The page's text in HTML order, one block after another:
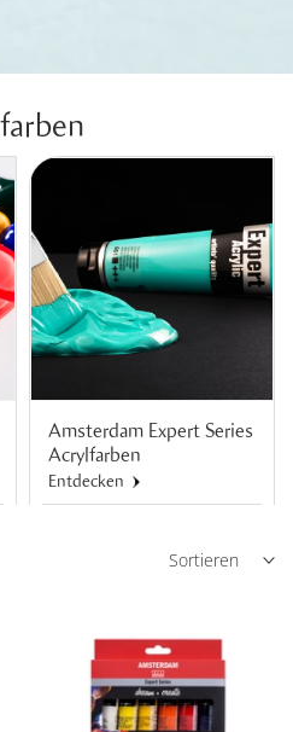
Amsterdam Expert Series
Acrylfarben
Entdecken
Sortieren